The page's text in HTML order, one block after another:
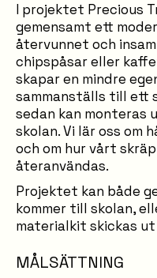
I projektet Precious
gemensamt ett
återvunnet och
chipspåsar eller
skapar en mindre
sammanställs till ett
sedan kan monteras
skolan. Vi lär oss om
och om hur vårt
återanvändas.
Projektet kan både
kommer till skolan,
materialkit skickas
MÅLSÄTTNING